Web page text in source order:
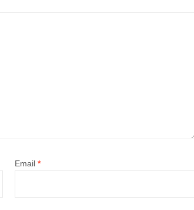
Email *